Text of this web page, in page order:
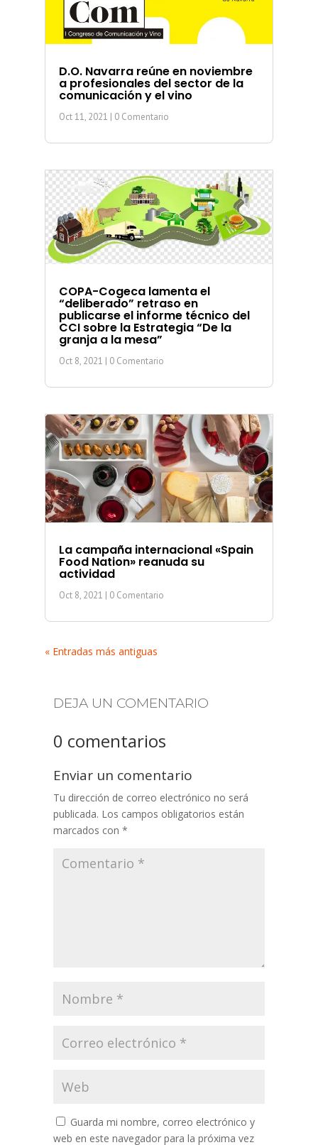
D.O. Navarra reúne en noviembre
a profesionales del sector de la
comunicación y el vino
Oct 11, 2021 | 0 Comentario
COPA-Cogeca lamenta el
“deliberado” retraso en
publicarse el informe técnico del
CCI sobre la Estrategia “De la
granja a la mesa”
Oct 8, 2021 | 0 Comentario
La campaña internacional «Spain
Food Nation» reanuda su
actividad
Oct 8, 2021 | 0 Comentario
« Entradas más antiguas
DEJA UN COMENTARIO
0 comentarios
Enviar un comentario
Tu dirección de correo electrónico no será
publicada. Los campos obligatorios están
marcados con *
Guarda mi nombre, correo electrónico y
web en este navegador para la próxima vez